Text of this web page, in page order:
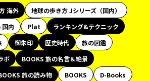
海外
地球の歩き方 Jシリーズ（国内）
内 Plat
ランキング&テクニック
御朱印 歴史時代
旅の図鑑
ボ
BOOKS 旅の名言＆絶景
旅の読み物 BOOKS
D-Books